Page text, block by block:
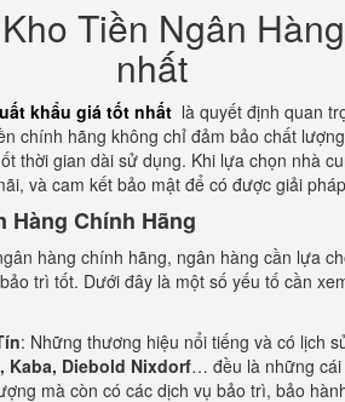
Tiền Ngân
nhất
khẩu giá tốt nhất là quyết định quan
chính hãng không chỉ đảm bảo chất
thời gian dài sử dụng. Khi lựa chọn nhà
và cam kết bảo mật để có được giải
Hàng Chính Hãng
hàng chính hãng, ngân hàng cần lựa
trì tốt. Dưới đây là một số yếu tố cần
: Những thương hiệu nổi tiếng và có lịch
Kaba, Diebold Nixdorf… đều là những cái
mà còn có các dịch vụ bảo trì, bảo